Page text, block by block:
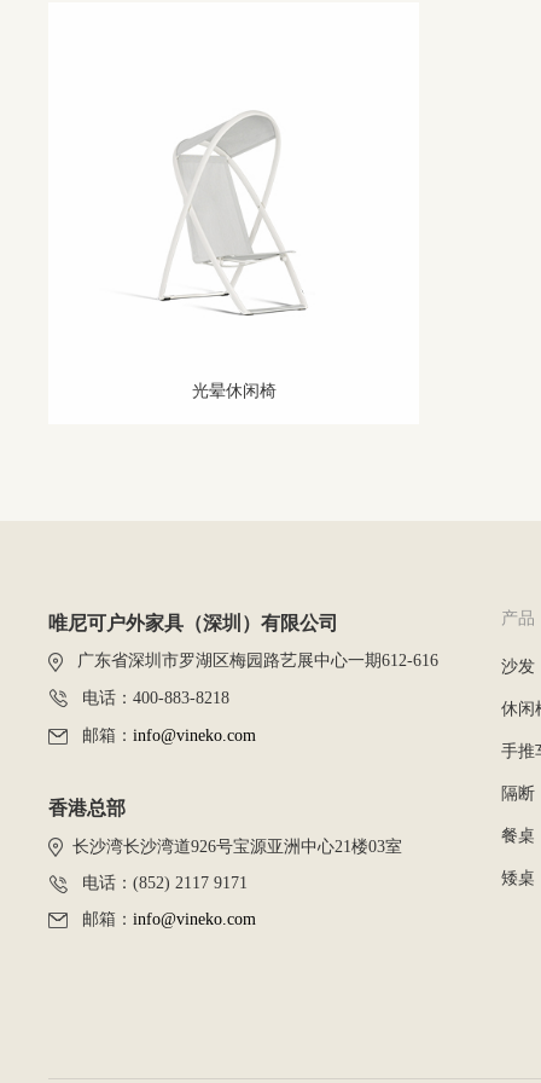
光晕休闲椅
唯尼可户外家具（深圳）有限公司
广东省深圳市罗湖区梅园路艺展中心一期612-616
电话：400-883-8218
邮箱：info@vineko.com
香港总部
长沙湾长沙湾道926号宝源亚洲中心21楼03室
电话：(852) 2117 9171
邮箱：info@vineko.com
产品
沙发
休闲
手推
隔断
餐桌
矮桌